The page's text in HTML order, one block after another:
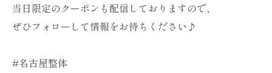
当日限定のクーポンも配信しておりますので、
ぜひフォローして情報をお待ちください♪
#名古屋整体